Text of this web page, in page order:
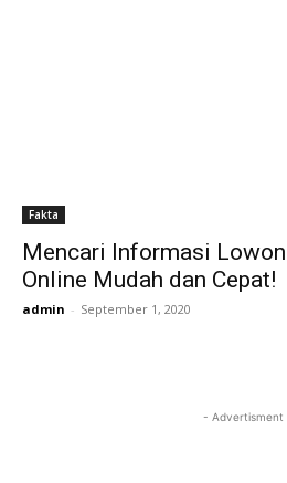
Fakta
Mencari Informasi
Online Mudah dan Cepat!
admin - September 1, 2020
- Advertisment